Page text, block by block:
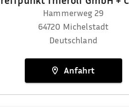
Hammerweg 29
64720 Michelstadt
Deutschland
Anfahrt